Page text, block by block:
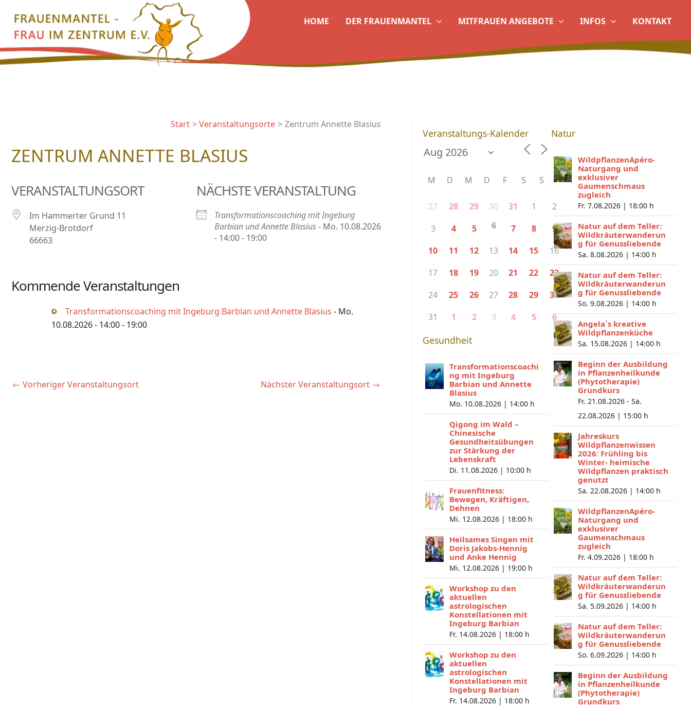
Inhalt
springen
HOME DER FRAUENMANTEL MITFRAUEN ANGEBOTE INFOS KONTAKT
Start Veranstaltungsorte Zentrum Annette Blasius
ZENTRUM ANNETTE BLASIUS
VERANSTALTUNGSORT
Im Hammerter Grund 11
Merzig-Brotdorf
66663
NÄCHSTE VERANSTALTUNG
Transformationscoaching mit Ingeburg
Barbian und Annette Blasius- Mo. 10.08.2026
- 14:00 - 19:00
Kommende Veranstaltungen
Transformationscoaching mit Ingeburg Barbian und Annette Blasius - Mo.
10.08.2026 - 14:00 - 19:00
← Vorheriger Veranstaltungsort Nächster Veranstaltungsort →
Veranstaltungs-Kalender
M D M D F S S
27 28 29 30 31 1
2
3
4 5 6 7 8
9
10
11 12 13 14 15
16
17
18 19 20 21 22
23
24
25 26 27 28 29
30
31
1 2 3 4 5 6
Gesundheit
Transformationscoachi
ng mit Ingeburg
Barbian und Annette
Blasius
Mo. 10.08.2026 | 14:00 h
Qigong im Wald –
Chinesische
Gesundheitsübungen
zur Stärkung der
Lebenskraft
Di. 11.08.2026 | 10:00 h
Frauenfitness:
Bewegen, Kräftigen,
Dehnen
Mi. 12.08.2026 | 18:00 h
Heilsames Singen mit
Doris Jakobs-Hennig
und Anke Hennig
Mi. 12.08.2026 | 19:00 h
Workshop zu den
aktuellen
astrologischen
Konstellationen mit
Ingeburg Barbian
Fr. 14.08.2026 | 18:00 h
Workshop zu den
aktuellen
astrologischen
Konstellationen mit
Ingeburg Barbian
Fr. 14.08.2026 | 18:00 h
Natur
WildpflanzenApéro-
Naturgang und
exklusiver
Gaumenschmaus
zugleich
Fr. 7.08.2026 | 18:00 h
Natur auf dem Teller:
Wildkräuterwanderun
g für Genussliebende
Sa. 8.08.2026 | 14:00 h
Natur auf dem Teller:
Wildkräuterwanderun
g für Genussliebende
So. 9.08.2026 | 14:00 h
Angela´s kreative
Wildpflanzenküche
Sa. 15.08.2026 | 14:00 h
Beginn der Ausbildung
in Pflanzenheilkunde
(Phytotherapie)
Grundkurs
Fr. 21.08.2026 - Sa.
22.08.2026 | 15:00 h
Jahreskurs
Wildpflanzenwissen
2026: Frühling bis
Winter- heimische
Wildpflanzen praktisch
genutzt
Sa. 22.08.2026 | 14:00 h
WildpflanzenApéro-
Naturgang und
exklusiver
Gaumenschmaus
zugleich
Fr. 4.09.2026 | 18:00 h
Natur auf dem Teller:
Wildkräuterwanderun
g für Genussliebende
Sa. 5.09.2026 | 14:00 h
Natur auf dem Teller:
Wildkräuterwanderun
g für Genussliebende
So. 6.09.2026 | 14:00 h
Beginn der Ausbildung
in Pflanzenheilkunde
(Phytotherapie)
Grundkurs